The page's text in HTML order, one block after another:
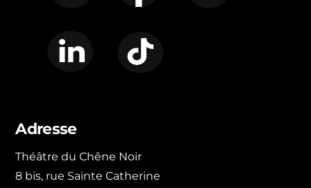
Adresse
Théâtre du Chêne Noir
8 bis, rue Sainte Catherine